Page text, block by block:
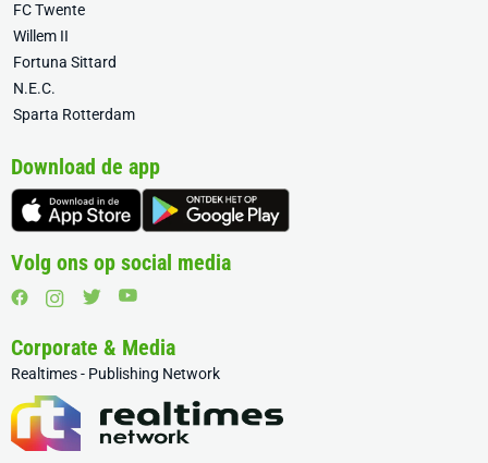
FC Twente
Willem II
Fortuna Sittard
N.E.C.
Sparta Rotterdam
Download de app
Volg ons op social media
Corporate & Media
Realtimes - Publishing Network